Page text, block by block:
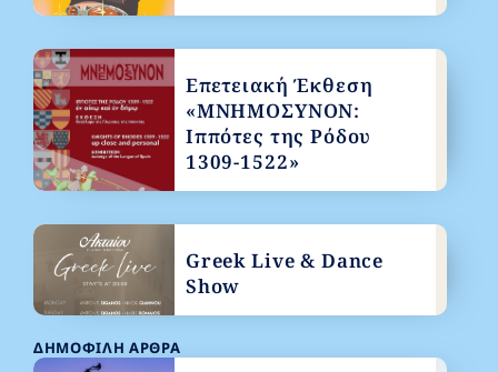
ΔΗΜΟΦΙΛΉ ΆΡΘΡΑ
Επετειακή Έκθεση
«ΜΝΗΜΟΣΥΝΟΝ:
Ιππότες της Ρόδου
1309-1522»
Greek Live & Dance
Show